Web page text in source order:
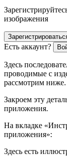
изображения
Есть аккаунт?
Здесь
проводимые с
рассмотрим ниже.
Закроем эту
приложения.
На вкладке
приложения»:
Здесь есть